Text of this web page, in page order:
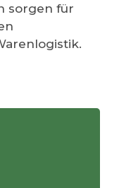
sorgen für